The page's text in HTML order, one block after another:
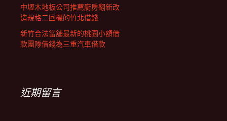
中壢木地板公司推薦廚房翻新改
造規格二回機的竹北借錢
新竹合法當舖最新的桃園小額借
款團隊借錢為三重汽車借款
近期留言